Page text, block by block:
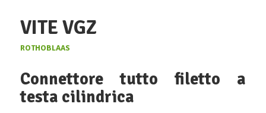
VITE VGZ
ROTHOBLAAS
Connettore tutto filetto a
testa cilindrica